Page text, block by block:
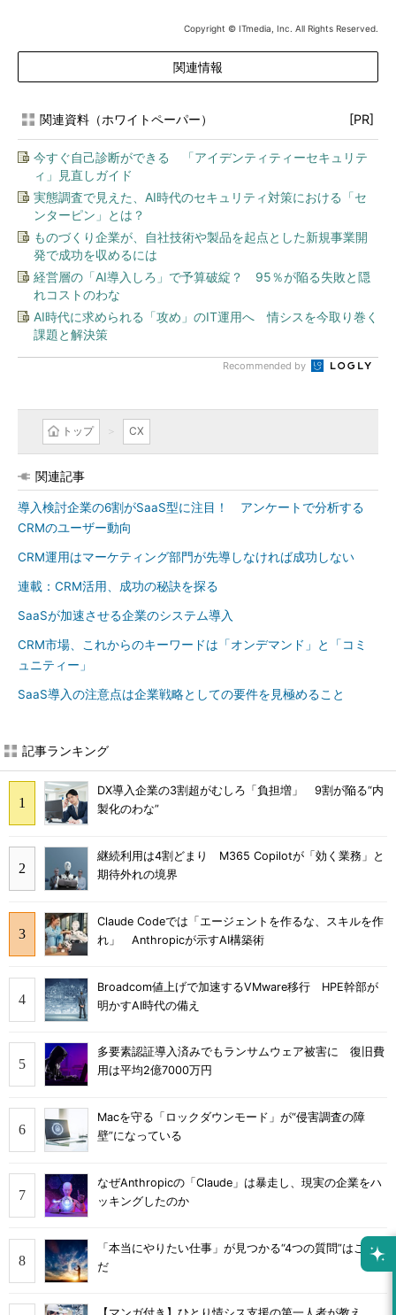
Copyright © ITmedia, Inc. All Rights Reserved.
関連情報
関連資料（ホワイトペーパー） [PR]
今すぐ自己診断ができる 「アイデンティティーセキュリテ
ィ」見直しガイド
実態調査で見えた、AI時代のセキュリティ対策における「セ
ンターピン」とは？
ものづくり企業が、自社技術や製品を起点とした新規事業開
発で成功を収めるには
経営層の「AI導入しろ」で予算破綻？ 95％が陥る失敗と隠
れコストのわな
AI時代に求められる「攻め」のIT運用へ 情シスを今取り巻く
課題と解決策
Recommended by
トップ CX
関連記事
導入検討企業の6割がSaaS型に注目！ アンケートで分析する
CRMのユーザー動向
CRM運用はマーケティング部門が先導しなければ成功しない
連載：CRM活用、成功の秘訣を探る
SaaSが加速させる企業のシステム導入
CRM市場、これからのキーワードは「オンデマンド」と「コミ
ュニティー」
SaaS導入の注意点は企業戦略としての要件を見極めること
記事ランキング
DX導入企業の3割超がむしろ「負担増」 9割が陥る“内
製化のわな”
継続利用は4割どまり M365 Copilotが「効く業務」と
期待外れの境界
Claude Codeでは「エージェントを作るな、スキルを作
れ」 Anthropicが示すAI構築術
Broadcom値上げで加速するVMware移行 HPE幹部が
明かすAI時代の備え
多要素認証導入済みでもランサムウェア被害に 復旧費
用は平均2億7000万円
Macを守る「ロックダウンモード」が“侵害調査の障
壁”になっている
なぜAnthropicの「Claude」は暴走し、現実の企業をハ
ッキングしたのか
「本当にやりたい仕事」が見つかる“4つの質問”はこれ
だ